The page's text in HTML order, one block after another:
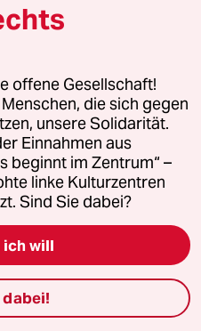
offene Gesellschaft!
die sich gegen
unsere Solidarität.
Einnahmen aus
beginnt im Zentrum“ –
linke Kulturzentren
Sind Sie dabei?
ich will
dabei!